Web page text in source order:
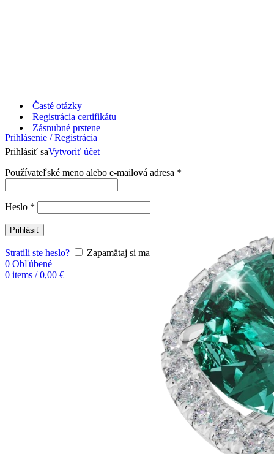
Časté otázky
Registrácia certifikátu
Prihlásenie / Registrácia
Prihlásiť saVytvoriť účet
Používateľské meno alebo e-mailová adresa *
Heslo *
Prihlásiť
Stratili ste heslo?
Zapamätaj si ma
0 Obľúbené
0 items / 0,00 €
Zásnubné prstene